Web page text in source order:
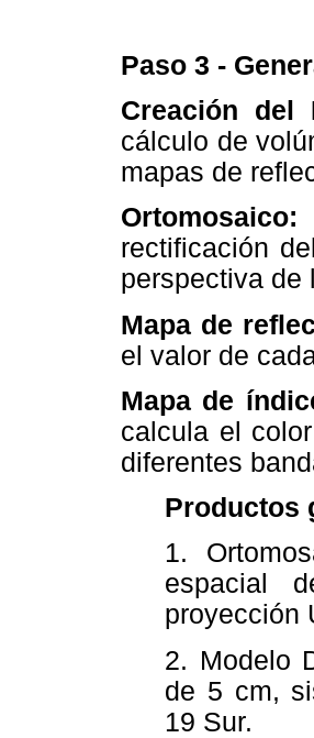
Paso 3 -
Creación del
cálculo de
mapas de
Ortomosaico:
rectificación
perspectiva de
Mapa de
el valor de
Mapa de
calcula el
diferentes
Productos
1.
espacial
proyección
2. Modelo
de 5 cm,
19 Sur.